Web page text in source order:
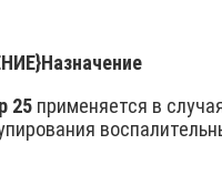
25применяется в